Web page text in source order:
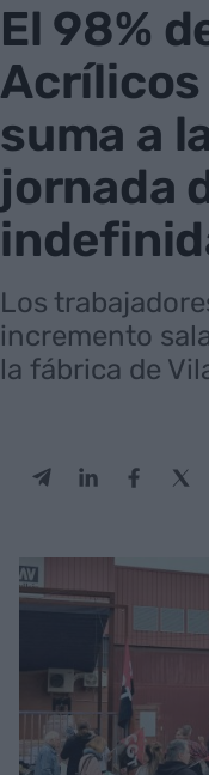
El 98%
Acrílicos
suma a
jornada
Los
incremento
la fábrica de